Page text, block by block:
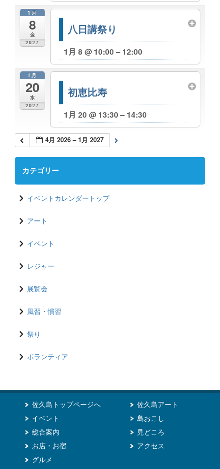
1月
8
金
2027
八日講祭り
1月 8 @ 10:00 – 12:00
1月
20
水
2027
初恵比寿
1月 20 @ 13:30 – 14:30
4月 2026 – 1月 2027
カテゴリー
イベントカレンダートップ
アート
イベント
レジャー
展覧会
風習・慣習
祭り
ボランティア
佐久島トップページへ
イベント
総合案内
お店・お宿
グルメ
佐久島アート
島おこし
見どころ
アクセス